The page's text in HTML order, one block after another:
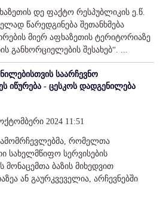
დე ფაქტო რესპუბლიკის ე.წ.
წარედგინება შეთანხმება
მიერ აფხაზეთის ტერიტორიაზე
განხორციელების შესახებ“. ...
საარჩევნო
იწურება - ცესკოს დადგენილება
2024 11:51
რომელთა
სახელმწიფო სერვისების
მონაცემთა ბაზის მიხედვით
ან გაურკვეველია, არჩევნებში